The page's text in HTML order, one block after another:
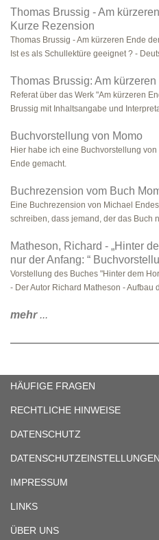
Thomas Brussig - Am
Kurze Rezension
Thomas Brussig - Am kürzeren Ende
Ist es als Schullektüre geeignet ? -
Thomas Brussig: Am
Referat über das Werk "Am kürzeren
Brussig mit Inhaltsangabe und
Buchvorstellung von Momo
Hier habe ich eine Buchvorstellung
Ende gemacht.
Buchrezension vom Buch
Eine Buchrezension von Michael
schreiben, dass jemand, der das Buch
Matheson, Richard - „Hinter
nur der Anfang: “
Vorstellung des Buches "Hinter dem
- Der Autor Richard Matheson - Aufbau
mehr...
HÄUFIGE FRAGEN
RECHTLICHE HINWEISE
DATENSCHUTZ
DATENSCHUTZEINSTELLUNGEN
IMPRESSUM
LINKS
ÜBER UNS